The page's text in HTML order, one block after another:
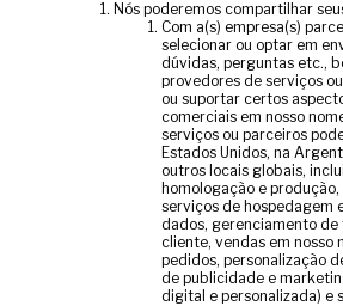
Nós poderemos compartilhar
Com a(s) empresa(s)
selecionar ou optar em
dúvidas, perguntas etc.,
provedores de serviços
ou suportar certos
comerciais em nosso
serviços ou parceiros
Estados Unidos, na
outros locais globais,
homologação e
serviços de hospedagem
dados, gerenciamento
cliente, vendas em nosso
pedidos, personalização
de publicidade e
digital e personalizada) e